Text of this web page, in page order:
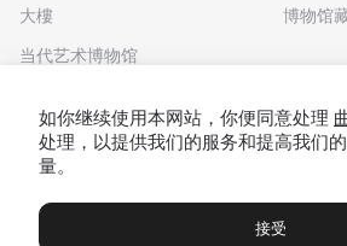
大樓
当代艺术博物馆
博物馆
如你继续使用本网站，你便同意处理
处理，以提供我们的服务和提高我们
量。
接受